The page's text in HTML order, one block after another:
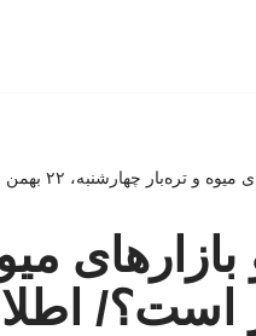
۲۲ بهمن باز است؟/ اطلاعیه سازمان میادین را بخوانید
است؟/